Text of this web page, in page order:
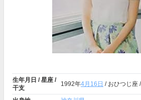
生年月日 / 星座 /
干支
1992年4月16日 / おひつじ座